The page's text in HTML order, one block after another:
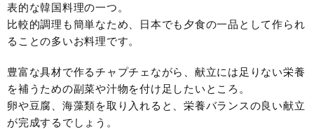
表的な韓国料理の一つ。
比較的調理も簡単なため、日本でも夕食の一品として作られ
ることの多いお料理です。
豊富な具材で作るチャプチェながら、献立には足りない栄養
を補うための副菜や汁物を付け足したいところ。
卵や豆腐、海藻類を取り入れると、栄養バランスの良い献立
が完成するでしょう。